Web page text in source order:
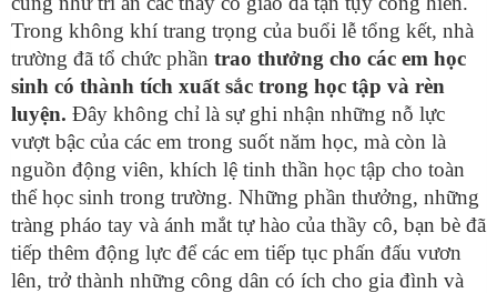
Trong không khí trang trọng của buổi lễ tổng kết, nhà
trường đã tổ chức phần trao thưởng cho các em học
sinh có thành tích xuất sắc trong học tập và rèn
luyện. Đây không chỉ là sự ghi nhận những nỗ lực
vượt bậc của các em trong suốt năm học, mà còn là
nguồn động viên, khích lệ tinh thần học tập cho toàn
thể học sinh trong trường. Những phần thưởng, những
tràng pháo tay và ánh mắt tự hào của thầy cô, bạn bè đã
tiếp thêm động lực để các em tiếp tục phấn đấu vươn
lên, trở thành những công dân có ích cho gia đình và